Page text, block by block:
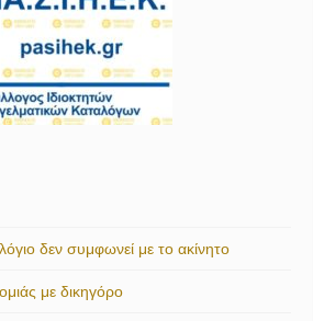
δεν συμφωνεί με το ακίνητο
με δικηγόρο